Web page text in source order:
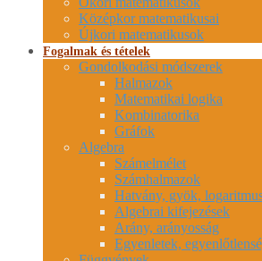
Középkor matematikusai
Újkori matematikusok
Fogalmak és tételek
Gondolkodási módszerek
Halmazok
Matematikai logika
Kombinatorika
Gráfok
Algebra
Számelmélet
Számhalmazok
Hatvány, gyök,
Algebrai kifejezések
Arány, arányosság
Egyenletek,